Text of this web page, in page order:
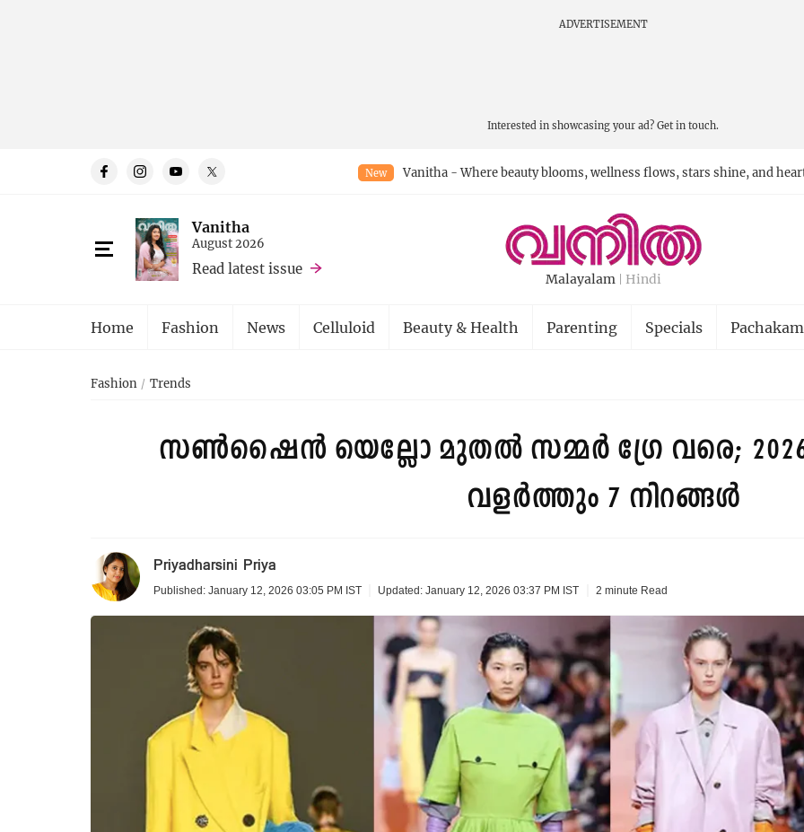
ADVERTISEMENT
Interested in showcasing your ad? Get in touch.
New Vanitha - Where beauty blooms, wellness flows, stars shine, and
Vanitha
August 2026
Read latest issue
Malayalam Hindi
Home Fashion News Celluloid Beauty & Health Parenting Specials Pachakam
Fashion Trends
സണ്‍ഷൈന്‍ യെല്ലോ മുതല്‍ സമ്മര്‍ ഗ്രേ വരെ;
വളർത്തും 7 നിറങ്ങള്‍
Priyadharsini Priya
Published: January 12, 2026 03:05 PM IST Updated: January 12, 2026 03:37 PM IST 2 minute Read